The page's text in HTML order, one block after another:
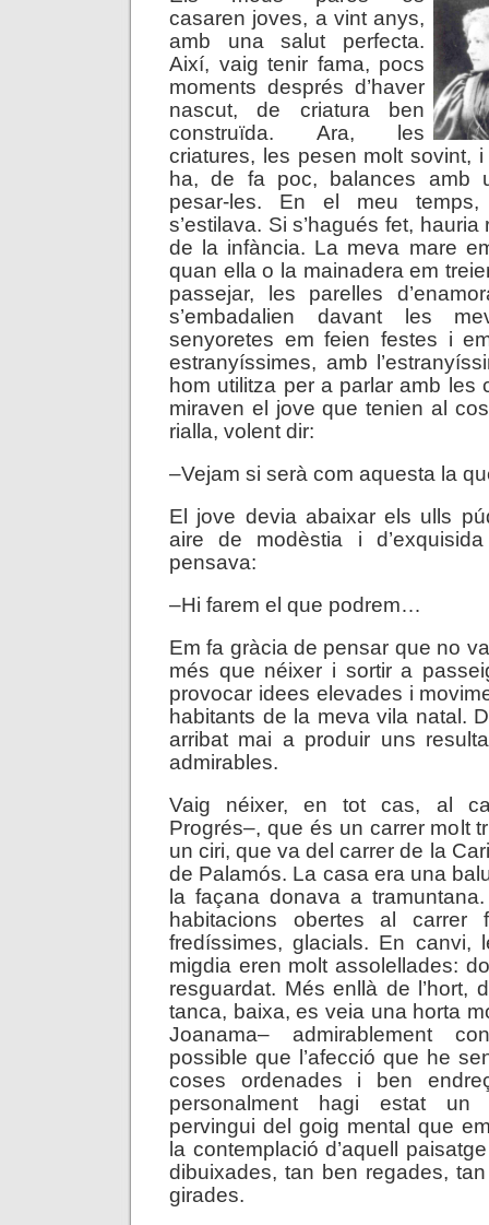
casaren joves, a vint anys,
amb una salut perfecta.
Així, vaig tenir fama, pocs
moments després d’haver
nascut, de criatura ben
construïda. Ara, les
criatures, les pesen molt sovint,
ha, de fa poc, balances amb
pesar-les. En el meu
s’estilava. Si s’hagués fet,
de la infància. La meva mare
quan ella o la mainadera em
passejar, les parelles
s’embadalien davant les
senyoretes em feien festes i
estranyíssimes, amb
hom utilitza per a parlar amb les
miraven el jove que tenien al
rialla, volent dir:
–Vejam si serà com aquesta la
El jove devia abaixar els ulls
aire de modèstia i
pensava:
–Hi farem el que podrem…
Em fa gràcia de pensar que no
més que néixer i sortir a
provocar idees elevades i
habitants de la meva vila natal.
arribat mai a produir uns
admirables.
Vaig néixer, en tot cas, al
Progrés–, que és un carrer molt
un ciri, que va del carrer de la
de Palamós. La casa era una
la façana donava a
habitacions obertes al carrer
fredíssimes, glacials. En canvi,
migdia eren molt assolellades:
resguardat. Més enllà de l’hort,
tanca, baixa, es veia una horta
Joanama– admirablement
possible que l’afecció que he
coses ordenades i ben
personalment hagi estat un
pervingui del goig mental que
la contemplació d’aquell
dibuixades, tan ben regades,
girades.